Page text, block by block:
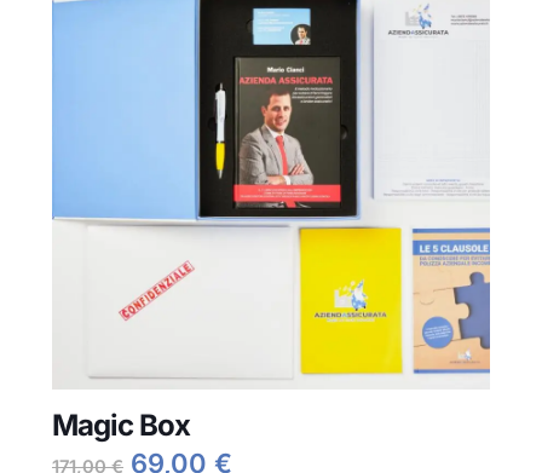
Magic Box
171,00€ Il
69,00 €